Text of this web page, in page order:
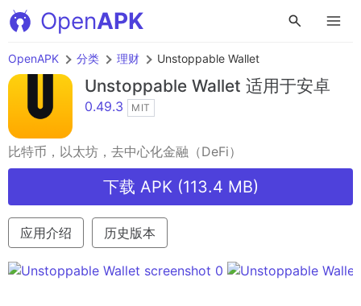
OpenAPK
OpenAPK 分类 理财 Unstoppable Wallet
Unstoppable Wallet 适用于安卓
0.49.3 MIT
比特币，以太坊，去中心化金融（DeFi）
下载 APK (113.4 MB)
应用介绍 历史版本